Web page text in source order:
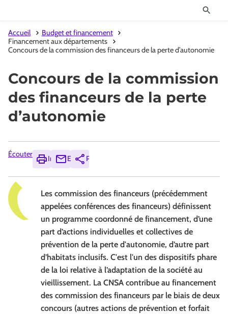
Accueil
Budget et financement
Financement aux départements
Concours de la commission des financeurs de la perte d’autonomie
Concours de la commission
des financeurs de la perte
d’autonomie
Écouter
ImprimerEnvoyerPartager
Les commission des financeurs (précédemment
appelées conférences des financeurs) définissent
un programme coordonné de financement, d’une
part d’actions individuelles et collectives de
prévention de la perte d'autonomie, d’autre part
d’habitats inclusifs. C'est l'un des dispositifs phare
de la loi relative à l’adaptation de la société au
vieillissement. La CNSA contribue au financement
des commission des financeurs par le biais de deux
concours (autres actions de prévention et forfait